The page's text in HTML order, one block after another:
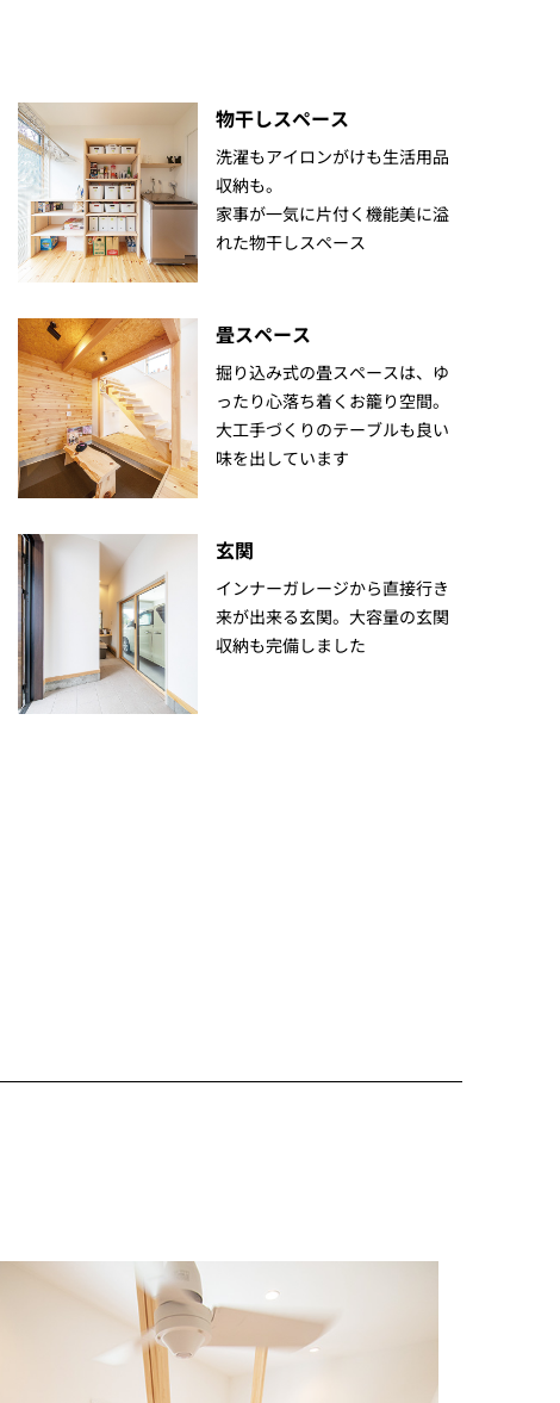
物干しスペース
洗濯もアイロンがけも生活用品
収納も。
家事が一気に片付く機能美に溢
れた物干しスペース
畳スペース
掘り込み式の畳スペースは、ゆ
ったり心落ち着くお籠り空間。
大工手づくりのテーブルも良い
味を出しています
玄関
インナーガレージから直接行き
来が出来る玄関。大容量の玄関
収納も完備しました